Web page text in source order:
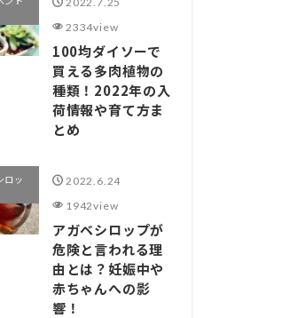
2334view
100均ダイソーで
買える多肉植物の
種類！2022年の入
荷情報や育て方ま
とめ
ロッ
2022.6.24
1942view
アガベシロップが
危険と言われる理
由とは？妊娠中や
赤ちゃんへの影
響！